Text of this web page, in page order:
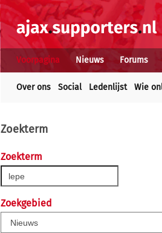
Voorpagina Nieuws Forums
Over ons Social Ledenlijst Wie
Zoekterm
Zoekterm
Zoekgebied